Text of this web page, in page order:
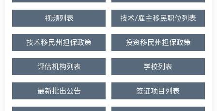
视频列表 技术/雇主移民职位列表
技术移民州担保政策 投资移民州担保政策
评估机构列表 学校列表
最新批出公告 签证项目列表